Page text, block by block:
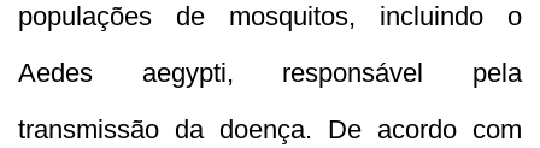
populações de mosquitos, incluindo o
Aedes aegypti, responsável pela
transmissão da doença. De acordo com